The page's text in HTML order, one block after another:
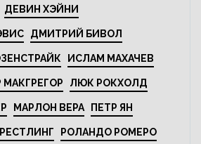
ДЕВИН ХЭЙНИ
ДМИТРИЙ БИВОЛ
ИСЛАМ МАХАЧЕВ
МАКГРЕГОР ЛЮК РОКХОЛД
МАРЛОН ВЕРА ПЕТР ЯН
РЕСТЛИНГ РОЛАНДО РОМЕРО